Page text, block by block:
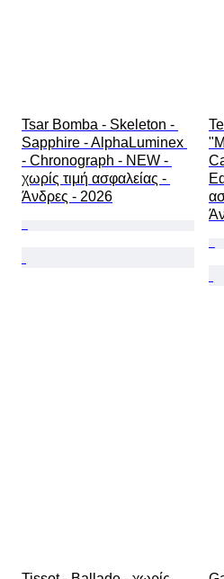
Tsar Bomba - Skeleton -
Sapphire - AlphaLuminex
- Chronograph - NEW -
χωρίς τιμή ασφαλείας -
Άνδρες - 2026